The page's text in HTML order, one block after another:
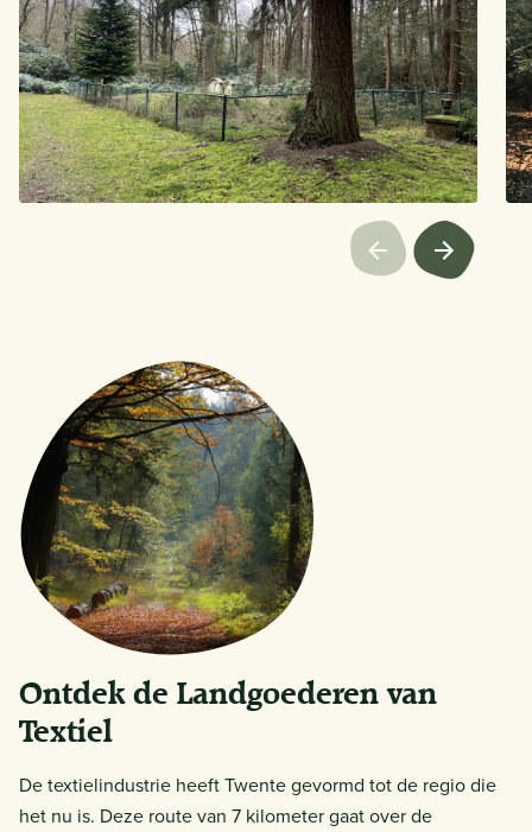
Ontdek de Landgoederen van
Textiel
De textielindustrie heeft Twente gevormd tot de regio die
het nu is. Deze route van 7 kilometer gaat over de